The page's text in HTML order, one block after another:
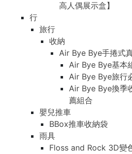
高人偶展示盒】
行
旅行
收納
Air Bye Bye手捲式
Air Bye Bye基本
Air Bye Bye旅行
Air Bye Bye換季
薦組合
嬰兒推車
BBox推車收納袋
雨具
Floss and Rock 3D變